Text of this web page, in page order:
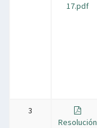
17.pdf
3
Resolución